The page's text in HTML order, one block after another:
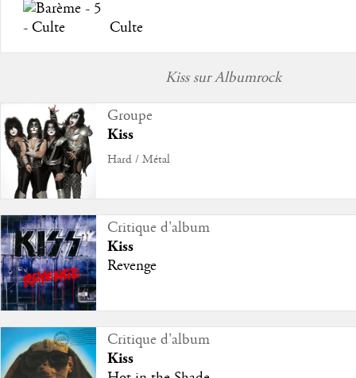
Culte
Kiss sur Albumrock
Groupe
Kiss
Hard / Métal
Critique d'album
Kiss
Revenge
Critique d'album
Kiss